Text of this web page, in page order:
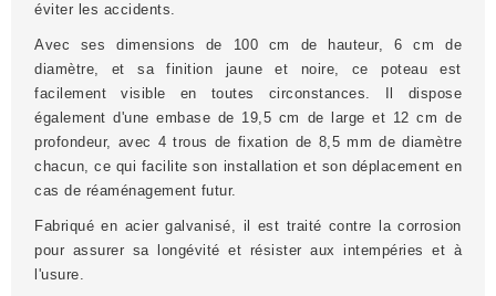
éviter les accidents.
Avec ses dimensions de 100 cm de hauteur, 6 cm de
diamètre, et sa finition jaune et noire, ce poteau est
facilement visible en toutes circonstances. Il dispose
également d'une embase de 19,5 cm de large et 12 cm de
profondeur, avec 4 trous de fixation de 8,5 mm de diamètre
chacun, ce qui facilite son installation et son déplacement en
cas de réaménagement futur.
Fabriqué en acier galvanisé, il est traité contre la corrosion
pour assurer sa longévité et résister aux intempéries et à
l'usure.